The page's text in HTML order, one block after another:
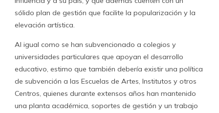
sólido plan de gestión que facilite la popularización y la
elevación artística.
Al igual como se han subvencionado a colegios y
universidades particulares que apoyan el desarrollo
educativo, estimo que también debería existir una política
de subvención a las Escuelas de Artes, Institutos y otros
Centros, quienes durante extensos años han mantenido
una planta académica, soportes de gestión y un trabajo